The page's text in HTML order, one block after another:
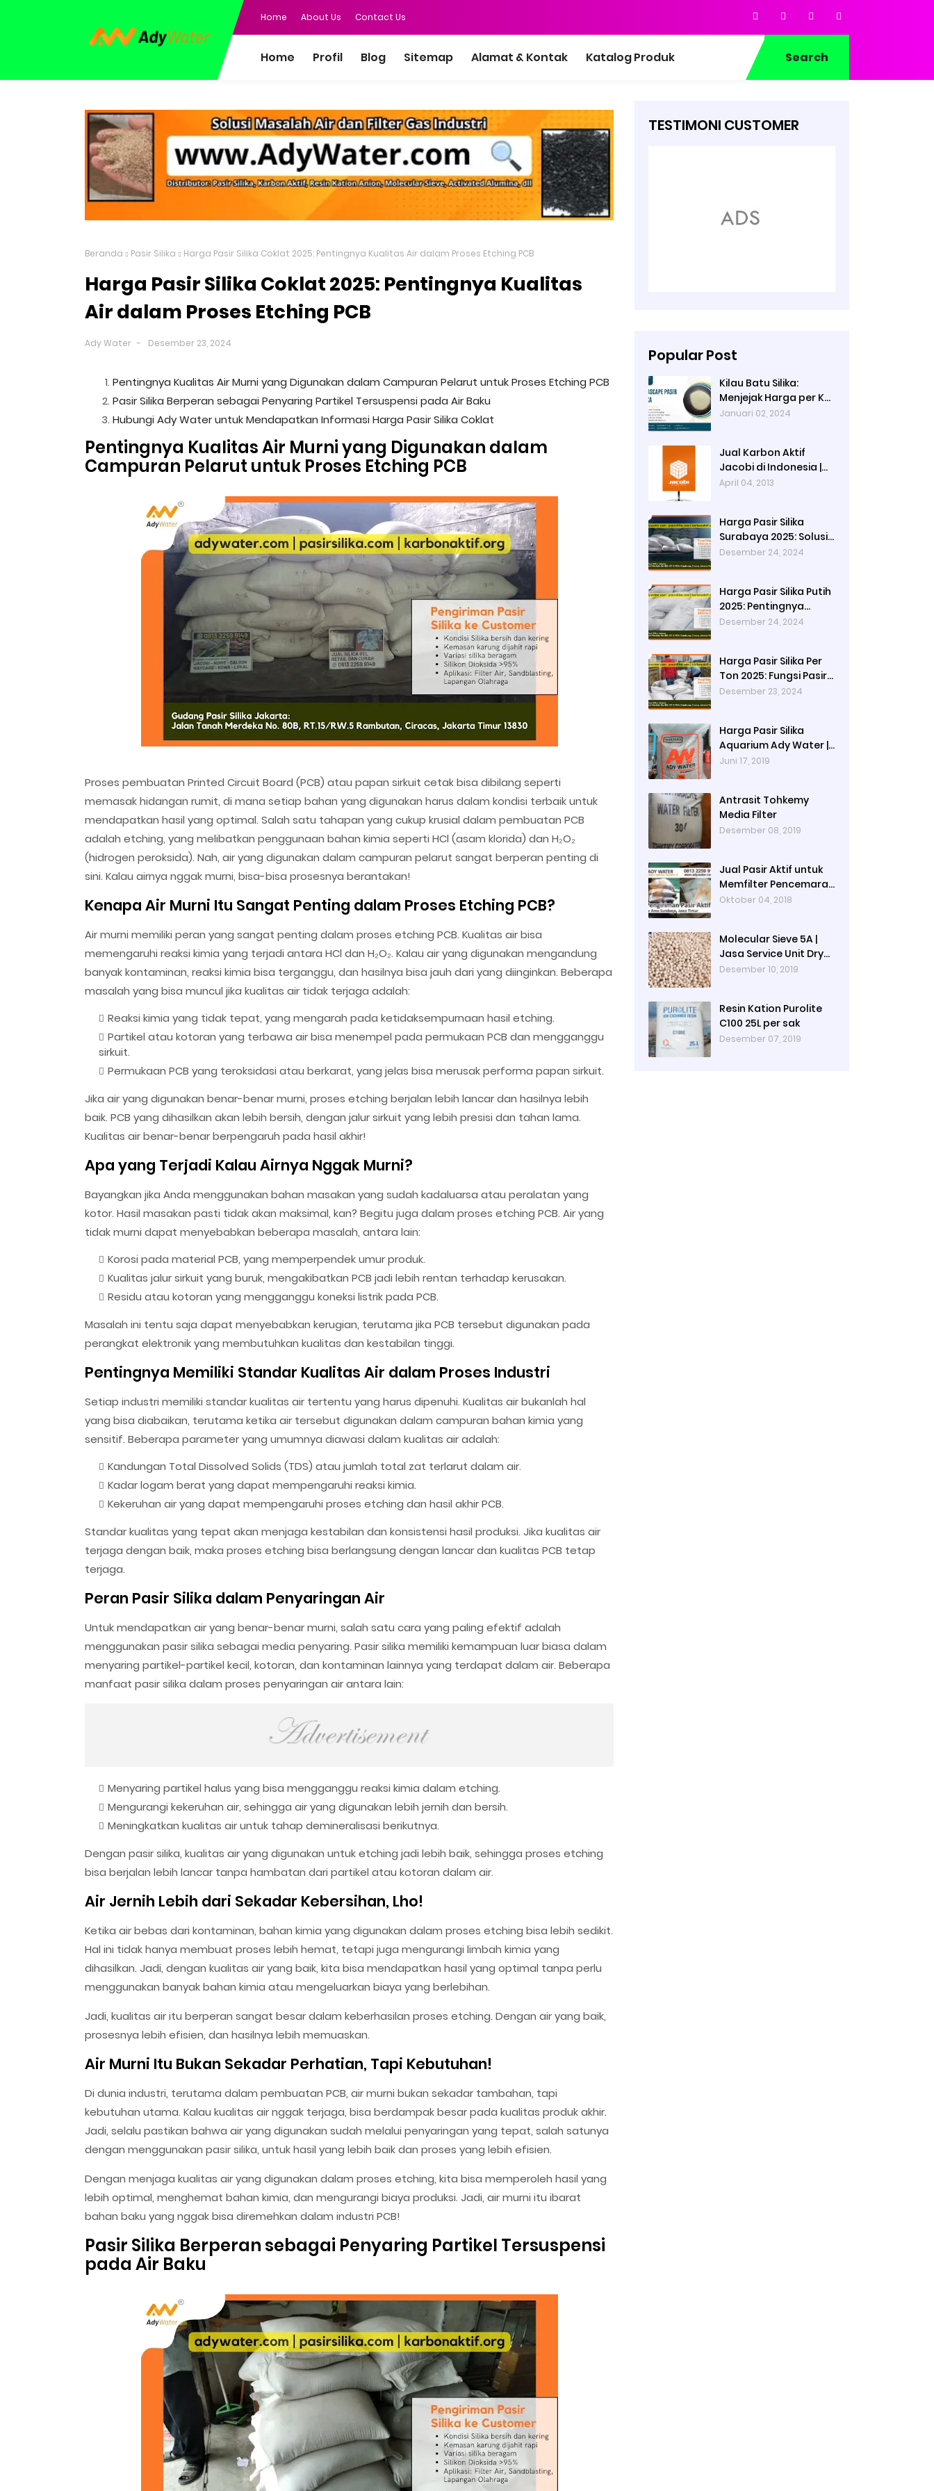
Home About Us Contact Us
Home Profil Blog Sitemap Alamat & Kontak Katalog Produk Search
Beranda Pasir Silika Harga Pasir Silika Coklat 2025: Pentingnya Kualitas Air dalam Proses Etching PCB
Harga Pasir Silika Coklat 2025: Pentingnya Kualitas
Air dalam Proses Etching PCB
Ady Water Desember 23, 2024
Pentingnya Kualitas Air Murni yang Digunakan dalam Campuran Pelarut untuk Proses Etching PCB
Pasir Silika Berperan sebagai Penyaring Partikel Tersuspensi pada Air Baku
Hubungi Ady Water untuk Mendapatkan Informasi Harga Pasir Silika Coklat
Pentingnya Kualitas Air Murni yang Digunakan dalam
Campuran Pelarut untuk Proses Etching PCB
Proses pembuatan Printed Circuit Board (PCB) atau papan sirkuit cetak bisa dibilang seperti
memasak hidangan rumit, di mana setiap bahan yang digunakan harus dalam kondisi terbaik untuk
mendapatkan hasil yang optimal. Salah satu tahapan yang cukup krusial dalam pembuatan PCB
adalah etching, yang melibatkan penggunaan bahan kimia seperti HCl (asam klorida) dan H₂O₂
(hidrogen peroksida). Nah, air yang digunakan dalam campuran pelarut sangat berperan penting di
sini. Kalau airnya nggak murni, bisa-bisa prosesnya berantakan!
Kenapa Air Murni Itu Sangat Penting dalam Proses Etching PCB?
Air murni memiliki peran yang sangat penting dalam proses etching PCB. Kualitas air bisa
memengaruhi reaksi kimia yang terjadi antara HCl dan H₂O₂. Kalau air yang digunakan mengandung
banyak kontaminan, reaksi kimia bisa terganggu, dan hasilnya bisa jauh dari yang diinginkan. Beberapa
masalah yang bisa muncul jika kualitas air tidak terjaga adalah:
Reaksi kimia yang tidak tepat, yang mengarah pada ketidaksempurnaan hasil etching.
Partikel atau kotoran yang terbawa air bisa menempel pada permukaan PCB dan mengganggu
sirkuit.
Permukaan PCB yang teroksidasi atau berkarat, yang jelas bisa merusak performa papan sirkuit.
Jika air yang digunakan benar-benar murni, proses etching berjalan lebih lancar dan hasilnya lebih
baik. PCB yang dihasilkan akan lebih bersih, dengan jalur sirkuit yang lebih presisi dan tahan lama.
Kualitas air benar-benar berpengaruh pada hasil akhir!
Apa yang Terjadi Kalau Airnya Nggak Murni?
Bayangkan jika Anda menggunakan bahan masakan yang sudah kadaluarsa atau peralatan yang
kotor. Hasil masakan pasti tidak akan maksimal, kan? Begitu juga dalam proses etching PCB. Air yang
tidak murni dapat menyebabkan beberapa masalah, antara lain:
Korosi pada material PCB, yang memperpendek umur produk.
Kualitas jalur sirkuit yang buruk, mengakibatkan PCB jadi lebih rentan terhadap kerusakan.
Residu atau kotoran yang mengganggu koneksi listrik pada PCB.
Masalah ini tentu saja dapat menyebabkan kerugian, terutama jika PCB tersebut digunakan pada
perangkat elektronik yang membutuhkan kualitas dan kestabilan tinggi.
Pentingnya Memiliki Standar Kualitas Air dalam Proses Industri
Setiap industri memiliki standar kualitas air tertentu yang harus dipenuhi. Kualitas air bukanlah hal
yang bisa diabaikan, terutama ketika air tersebut digunakan dalam campuran bahan kimia yang
sensitif. Beberapa parameter yang umumnya diawasi dalam kualitas air adalah:
Kandungan Total Dissolved Solids (TDS) atau jumlah total zat terlarut dalam air.
Kadar logam berat yang dapat mempengaruhi reaksi kimia.
Kekeruhan air yang dapat mempengaruhi proses etching dan hasil akhir PCB.
Standar kualitas yang tepat akan menjaga kestabilan dan konsistensi hasil produksi. Jika kualitas air
terjaga dengan baik, maka proses etching bisa berlangsung dengan lancar dan kualitas PCB tetap
terjaga.
Peran Pasir Silika dalam Penyaringan Air
Untuk mendapatkan air yang benar-benar murni, salah satu cara yang paling efektif adalah
menggunakan pasir silika sebagai media penyaring. Pasir silika memiliki kemampuan luar biasa dalam
menyaring partikel-partikel kecil, kotoran, dan kontaminan lainnya yang terdapat dalam air. Beberapa
manfaat pasir silika dalam proses penyaringan air antara lain:
Menyaring partikel halus yang bisa mengganggu reaksi kimia dalam etching.
Mengurangi kekeruhan air, sehingga air yang digunakan lebih jernih dan bersih.
Meningkatkan kualitas air untuk tahap demineralisasi berikutnya.
Dengan pasir silika, kualitas air yang digunakan untuk etching jadi lebih baik, sehingga proses etching
bisa berjalan lebih lancar tanpa hambatan dari partikel atau kotoran dalam air.
Air Jernih Lebih dari Sekadar Kebersihan, Lho!
Ketika air bebas dari kontaminan, bahan kimia yang digunakan dalam proses etching bisa lebih sedikit.
Hal ini tidak hanya membuat proses lebih hemat, tetapi juga mengurangi limbah kimia yang
dihasilkan. Jadi, dengan kualitas air yang baik, kita bisa mendapatkan hasil yang optimal tanpa perlu
menggunakan banyak bahan kimia atau mengeluarkan biaya yang berlebihan.
Jadi, kualitas air itu berperan sangat besar dalam keberhasilan proses etching. Dengan air yang baik,
prosesnya lebih efisien, dan hasilnya lebih memuaskan.
Air Murni Itu Bukan Sekadar Perhatian, Tapi Kebutuhan!
Di dunia industri, terutama dalam pembuatan PCB, air murni bukan sekadar tambahan, tapi
kebutuhan utama. Kalau kualitas air nggak terjaga, bisa berdampak besar pada kualitas produk akhir.
Jadi, selalu pastikan bahwa air yang digunakan sudah melalui penyaringan yang tepat, salah satunya
dengan menggunakan pasir silika, untuk hasil yang lebih baik dan proses yang lebih efisien.
Dengan menjaga kualitas air yang digunakan dalam proses etching, kita bisa memperoleh hasil yang
lebih optimal, menghemat bahan kimia, dan mengurangi biaya produksi. Jadi, air murni itu ibarat
bahan baku yang nggak bisa diremehkan dalam industri PCB!
Pasir Silika Berperan sebagai Penyaring Partikel Tersuspensi
pada Air Baku
TESTIMONI CUSTOMER
Popular Post
Kilau Batu Silika:
Menjejak Harga per Kg
dan Keunggulan
Januari 02, 2024
Jual Karbon Aktif
Jacobi di Indonesia |
Ady Water
April 04, 2013
Harga Pasir Silika
Surabaya 2025: Solusi
Filter Air untuk
Desember 24, 2024
Harga Pasir Silika Putih
2025: Pentingnya
Kualitas Air dalam
Sebagai Penyaring
Partikel Tersuspensi
Desember 24, 2024
Harga Pasir Silika Per
Ton 2025: Fungsi Pasir
Silika dalam Water
Desember 23, 2024
Harga Pasir Silika
Aquarium Ady Water |
Jual Pasir Silika untuk
Bekasi
Juni 17, 2019
Antrasit Tohkemy
Media Filter
Desember 08, 2019
Jual Pasir Aktif untuk
Memfilter Pencemaran
Sungai!
Oktober 04, 2018
Molecular Sieve 5A |
Jasa Service Unit Dryer
Drier Pabrik
Desember 10, 2019
Resin Kation Purolite
C100 25L per sak
Desember 07, 2019